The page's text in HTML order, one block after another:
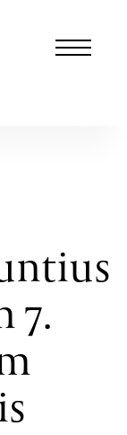
7.